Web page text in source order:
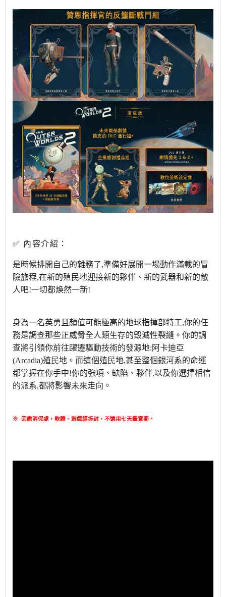
✅ 內容介紹：
是時候排開自己的雜務了,準備好展開一場動作滿載的冒
險旅程,在新的殖民地迎接新的夥伴、新的武器和新的敵
人吧!一切都煥然一新!
身為一名英勇且顏值可能極高的地球指揮部特工,你的任
務是調查那些正威脅全人類生存的毀滅性裂縫。你的調
查將引領你前往躍遷驅動技術的發源地:阿卡迪亞
(Arcadia)殖民地。而這個殖民地,甚至整個銀河系的命運
都掌握在你手中!你的強項、缺陷、夥伴,以及你選擇相信
的派系,都將影響未來走向。
※ 因應消保處，軟體、遊戲經拆封，不適用七天鑑賞期 。